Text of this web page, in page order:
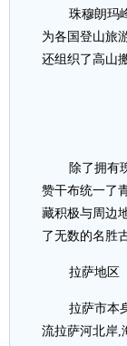
珠穆朗玛
为各国登山旅
还组织了高山
除了拥有
赞干布统一了
藏积极与周边
了无数的名胜
拉萨地区
拉萨市本
流拉萨河北岸,